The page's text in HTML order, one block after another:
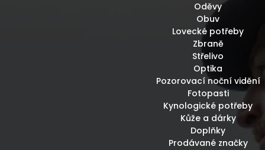
Oděvy
Obuv
Lovecké potřeby
Zbraně
Střelivo
Optika
Pozorovací noční vidění
Fotopasti
Kynologické potřeby
Kůže a dárky
Doplňky
Prodávané značky